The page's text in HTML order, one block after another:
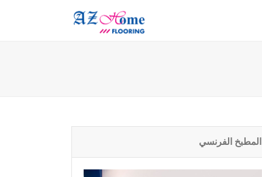
المطبخ الفرنسي